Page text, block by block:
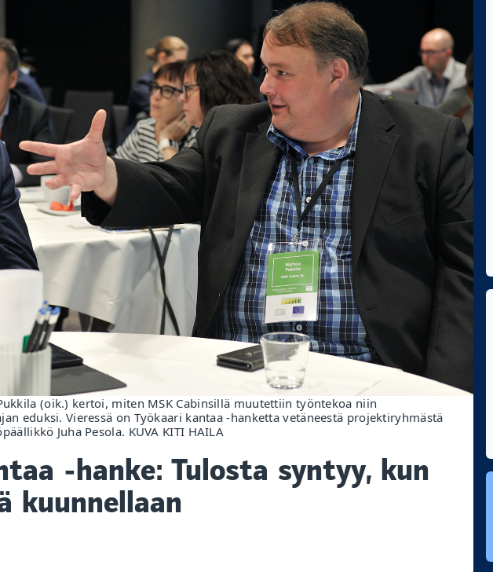
(oik.) kertoi, miten MSK Cabinsillä muutettiin työntekoa niin
eduksi. Vieressä on Työkaari kantaa -hanketta vetäneestä projektiryhmästä
Juha Pesola. KUVA KITI HAILA
-hanke: Tulosta syntyy, kun
kuunnellaan